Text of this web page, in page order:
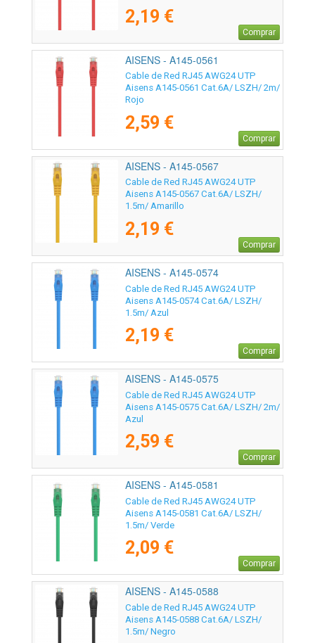
2,19 €
Comprar
AISENS - A145-0561
Cable de Red RJ45 AWG24 UTP
Aisens A145-0561 Cat.6A/ LSZH/ 2m/
Rojo
2,59 €
Comprar
AISENS - A145-0567
Cable de Red RJ45 AWG24 UTP
Aisens A145-0567 Cat.6A/ LSZH/
1.5m/ Amarillo
2,19 €
Comprar
AISENS - A145-0574
Cable de Red RJ45 AWG24 UTP
Aisens A145-0574 Cat.6A/ LSZH/
1.5m/ Azul
2,19 €
Comprar
AISENS - A145-0575
Cable de Red RJ45 AWG24 UTP
Aisens A145-0575 Cat.6A/ LSZH/ 2m/
Azul
2,59 €
Comprar
AISENS - A145-0581
Cable de Red RJ45 AWG24 UTP
Aisens A145-0581 Cat.6A/ LSZH/
1.5m/ Verde
2,09 €
Comprar
AISENS - A145-0588
Cable de Red RJ45 AWG24 UTP
Aisens A145-0588 Cat.6A/ LSZH/
1.5m/ Negro